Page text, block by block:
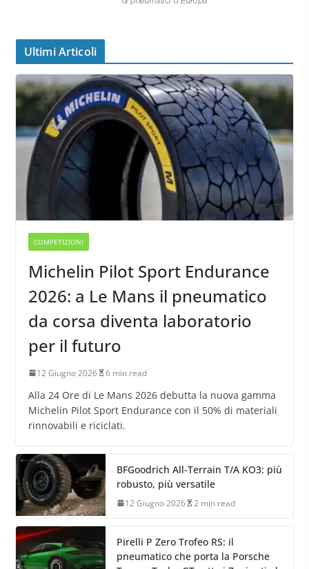
Ultimi Articoli
COMPETIZIONI
Michelin Pilot Sport Endurance
2026: a Le Mans il pneumatico
da corsa diventa laboratorio
per il futuro
12 Giugno 2026 6 min read
Alla 24 Ore di Le Mans 2026 debutta la nuova gamma
Michelin Pilot Sport Endurance con il 50% di materiali
rinnovabili e riciclati.
BFGoodrich All-Terrain T/A KO3: più
robusto, più versatile
12 Giugno 2026 2 min read
Pirelli P Zero Trofeo RS: il
pneumatico che porta la Porsche